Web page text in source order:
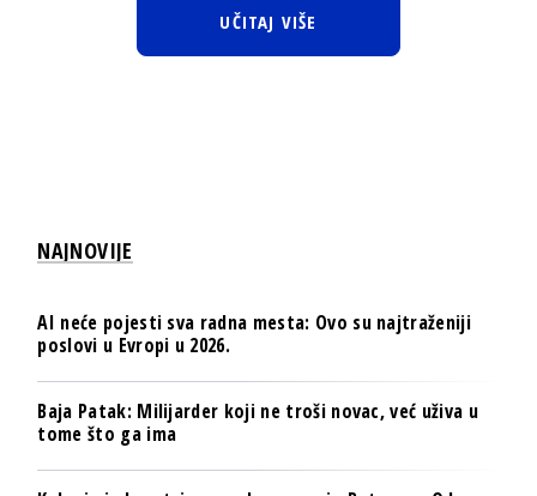
UČITAJ VIŠE
NAJNOVIJE
AI neće pojesti sva radna mesta: Ovo su najtraženiji
poslovi u Evropi u 2026.
Baja Patak: Milijarder koji ne troši novac, već uživa u
tome što ga ima